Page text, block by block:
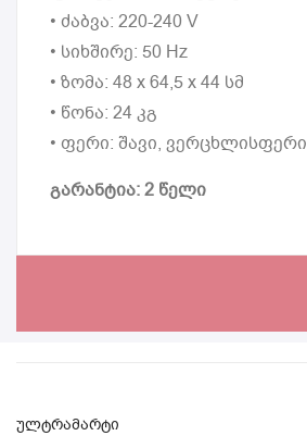
• ძაბვა: 220-240 V
• სიხშირე: 50 Hz
• ზომა: 48 х 64,5 х 44 სმ
• წონა: 24 კგ
• ფერი: შავი, ვერცხლისფერი
გარანტია: 2 წელი
ულტრამარტი